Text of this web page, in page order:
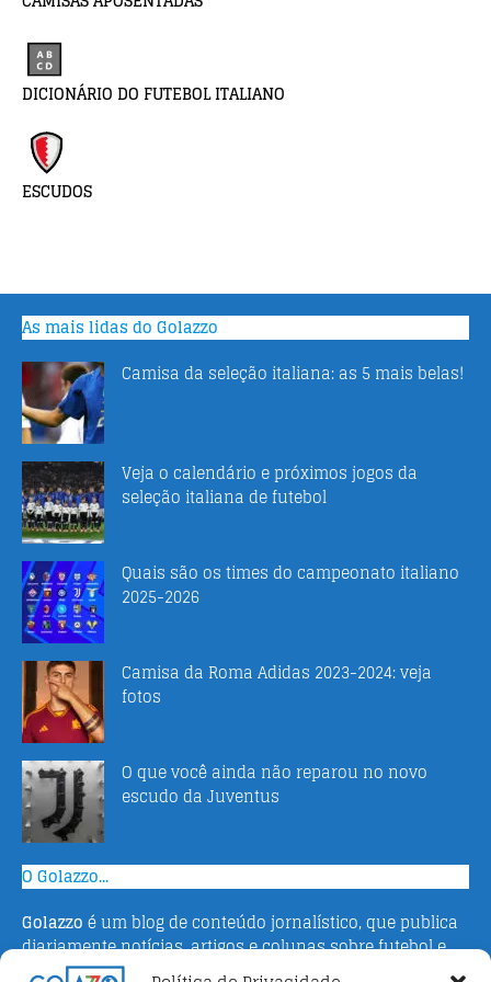
DICIONÁRIO DO FUTEBOL ITALIANO
ESCUDOS
As mais lidas do Golazzo
Camisa da seleção italiana: as 5 mais belas!
Veja o calendário e próximos jogos da
seleção italiana de futebol
Quais são os times do campeonato italiano
2025-2026
Camisa da Roma Adidas 2023-2024: veja
fotos
O que você ainda não reparou no novo
escudo da Juventus
O Golazzo...
Golazzo é um blog de conteúdo jornalístico, que publica
diariamente notícias, artigos e colunas sobre futebol e
campeonato italiano. Fundado em 2016 pelo jornalista